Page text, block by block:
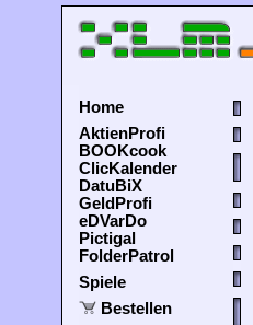
Home
AktienProfi
BOOKcook
ClicKalender
DatuBiX
GeldProfi
eDVarDo
Pictigal
FolderPatrol
Spiele
Bestellen